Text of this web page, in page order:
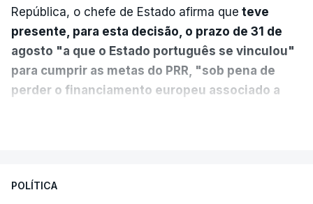
República, o chefe de Estado afirma que teve
presente, para esta decisão, o prazo de 31 de
agosto "a que o Estado português se vinculou"
para cumprir as metas do PRR, "sob pena de
perder o financiamento europeu associado a
sistema mais simples, mais justo e transparente".
POLÍTICA